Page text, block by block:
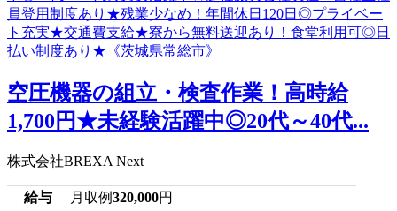
空圧機器の組立・検査作業！高時給
1,700円★未経験活躍中◎20代～40代...
株式会社BREXA Next
給与 月収例320,000円